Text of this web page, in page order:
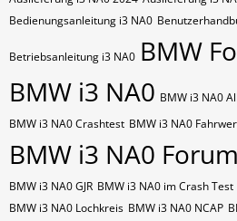
Bedienungsanleitung i3 NA0
Betriebsanleitung i3 NA0 BMW
BMW i3 NA0 BMW i3 NA0
BMW i3 NA0 Crashtest BMW i3 NA0
BMW i3 NA0 Forum
BMW i3 NA0 GJR BMW i3 NA0 im Crash Test
BMW i3 NA0 Lochkreis BMW i3 NA0 NCAP